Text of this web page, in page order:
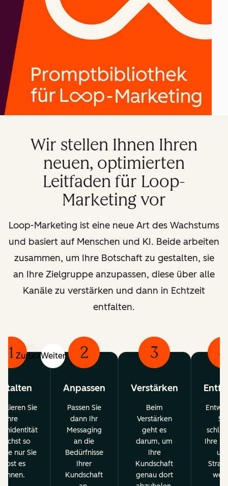
Wir stellen Ihnen Ihren
neuen, optimierten
Leitfaden für Loop-
Marketing vor
Loop-Marketing ist eine neue Art des Wachstums
und basiert auf Menschen und KI. Beide arbeiten
zusammen, um Ihre Botschaft zu gestalten, sie
an Ihre Zielgruppe anzupassen, diese über alle
Kanäle zu verstärken und dann in Echtzeit
entfalten.
ZurückWeiter
1
Sie
Ihre
so
nur Sie
es
2
Anpassen
Passen Sie
dann Ihr
Messaging
an die
Bedürfnisse
Ihrer
Kundschaft
3
Verstärken
Beim
Verstärken
geht es
darum, um
Ihre
Kundschaft
genau dort
4
Sie
Ihre